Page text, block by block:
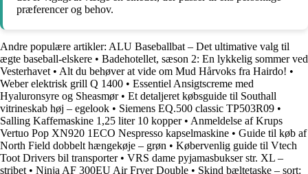
præferencer og behov.
Andre populære artikler: ALU Baseballbat – Det ultimative valg til
ægte baseball-elskere • Badehotellet, sæson 2: En lykkelig sommer ved
Vesterhavet • Alt du behøver at vide om Mud Hårvoks fra Hairdo! •
Weber elektrisk grill Q 1400 • Essentiel Ansigtscreme med
Hyaluronsyre og Sheasmør• Et detaljeret købsguide til Southall
vitrineskab høj – egelook • Siemens EQ.500 classic TP503R09 •
Salling Kaffemaskine 1,25 liter 10 kopper• Anmeldelse af Krups
Vertuo Pop XN920 1ECO Nespresso kapselmaskine • Guide til køb af
North Field dobbelt hængekøje – grøn • Købervenlig guide til Vtech
Toot Drivers bil transporter• VRS dame pyjamasbukser str. XL –
stribet • Ninja AF 300EU Air Fryer Double • Skind bæltetaske – sort: